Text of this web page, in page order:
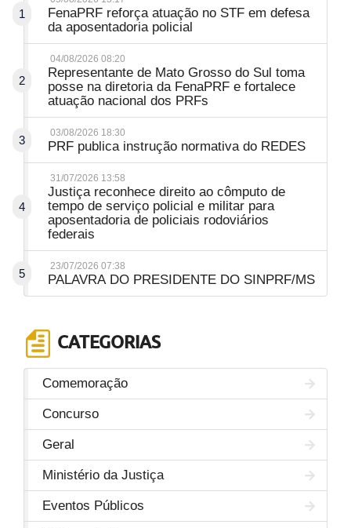
1
FenaPRF reforça atuação no STF em defesa
da aposentadoria policial
2
04/08/2026 08:20
Representante de Mato Grosso do Sul toma
posse na diretoria da FenaPRF e fortalece
atuação nacional dos PRFs
3
03/08/2026 18:30
PRF publica instrução normativa do REDES
4
31/07/2026 13:58
Justiça reconhece direito ao cômputo de
tempo de serviço policial e militar para
aposentadoria de policiais rodoviários
federais
5
23/07/2026 07:38
PALAVRA DO PRESIDENTE DO SINPRF/MS
CATEGORIAS
Comemoração
Concurso
Geral
Ministério da Justiça
Eventos Públicos